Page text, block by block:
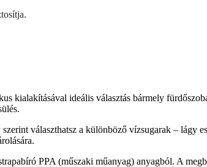
kialakításával ideális választás bármely
választhatsz a különböző vízsugarak – lágy
PPA (műszaki műanyag) anyagból. A